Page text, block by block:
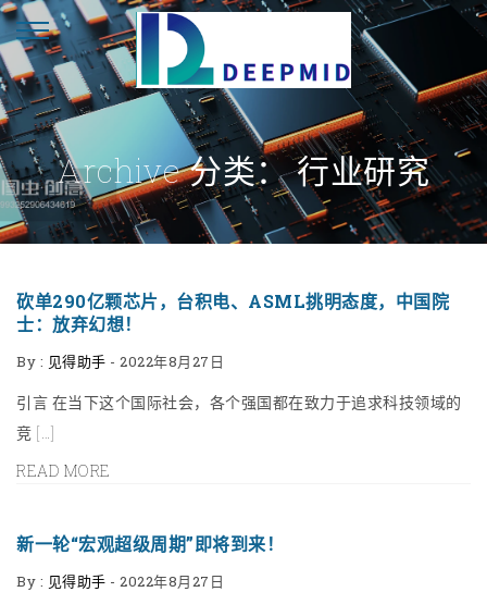
Archive 分类：行业研究
砍单290亿颗芯片，台积电、ASML挑明态度，中国院
士：放弃幻想！
By : 见得助手 - 2022年8月27日
引言 在当下这个国际社会，各个强国都在致力于追求科技领域的
竞 […]
READ MORE
新一轮“宏观超级周期”即将到来！
By : 见得助手 - 2022年8月27日